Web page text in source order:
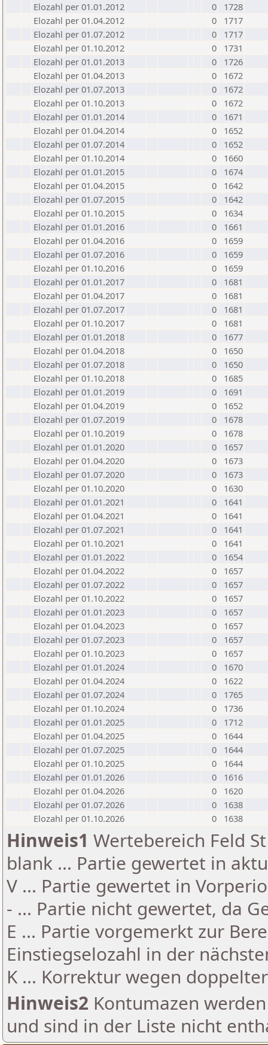
Elozahl per 01.01.2012
0
1728
Elozahl per 01.04.2012
0
1717
Elozahl per 01.07.2012
0
1717
Elozahl per 01.10.2012
0
1731
Elozahl per 01.01.2013
0
1726
Elozahl per 01.04.2013
0
1672
Elozahl per 01.07.2013
0
1672
Elozahl per 01.10.2013
0
1672
Elozahl per 01.01.2014
0
1671
Elozahl per 01.04.2014
0
1652
Elozahl per 01.07.2014
0
1652
Elozahl per 01.10.2014
0
1660
Elozahl per 01.01.2015
0
1674
Elozahl per 01.04.2015
0
1642
Elozahl per 01.07.2015
0
1642
Elozahl per 01.10.2015
0
1634
Elozahl per 01.01.2016
0
1661
Elozahl per 01.04.2016
0
1659
Elozahl per 01.07.2016
0
1659
Elozahl per 01.10.2016
0
1659
Elozahl per 01.01.2017
0
1681
Elozahl per 01.04.2017
0
1681
Elozahl per 01.07.2017
0
1681
Elozahl per 01.10.2017
0
1681
Elozahl per 01.01.2018
0
1677
Elozahl per 01.04.2018
0
1650
Elozahl per 01.07.2018
0
1650
Elozahl per 01.10.2018
0
1685
Elozahl per 01.01.2019
0
1691
Elozahl per 01.04.2019
0
1652
Elozahl per 01.07.2019
0
1678
Elozahl per 01.10.2019
0
1678
Elozahl per 01.01.2020
0
1657
Elozahl per 01.04.2020
0
1673
Elozahl per 01.07.2020
0
1673
Elozahl per 01.10.2020
0
1630
Elozahl per 01.01.2021
0
1641
Elozahl per 01.04.2021
0
1641
Elozahl per 01.07.2021
0
1641
Elozahl per 01.10.2021
0
1641
Elozahl per 01.01.2022
0
1654
Elozahl per 01.04.2022
0
1657
Elozahl per 01.07.2022
0
1657
Elozahl per 01.10.2022
0
1657
Elozahl per 01.01.2023
0
1657
Elozahl per 01.04.2023
0
1657
Elozahl per 01.07.2023
0
1657
Elozahl per 01.10.2023
0
1657
Elozahl per 01.01.2024
0
1670
Elozahl per 01.04.2024
0
1622
Elozahl per 01.07.2024
0
1765
Elozahl per 01.10.2024
0
1736
Elozahl per 01.01.2025
0
1712
Elozahl per 01.04.2025
0
1644
Elozahl per 01.07.2025
0
1644
Elozahl per 01.10.2025
0
1644
Elozahl per 01.01.2026
0
1616
Elozahl per 01.04.2026
0
1620
Elozahl per 01.07.2026
0
1638
Elozahl per 01.10.2026
0 1638
Hinweis1 Wertebereich Feld
blank ... Partie gewertet in
V ... Partie gewertet in
- ... Partie nicht gewertet, da
E ... Partie vorgemerkt zur
Einstiegselozahl in der
K ... Korrektur wegen
Hinweis2 Kontumazen
und sind in der Liste nicht